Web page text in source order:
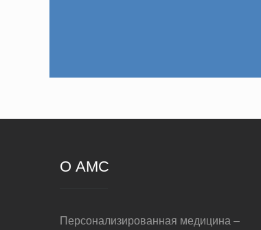
О AMC
Персонализированная медицина –